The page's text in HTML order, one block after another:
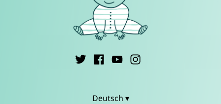
Deutsch ▾